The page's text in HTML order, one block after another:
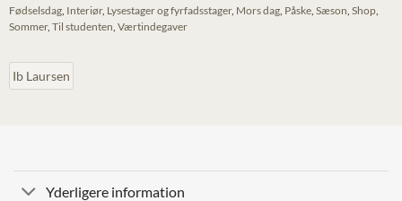
Fødselsdag Interiør, Lysestager og fyrfadsstager, Mors dag Påske Sæson Shop
Sommer, Til studenten Værtindegaver
Ib Laursen
Yderligere information